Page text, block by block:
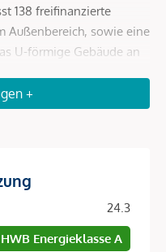
138 freifinanzierte
Außenbereich, sowie eine
U-förmige Gebäude an
von etwa 8.970
und Natur auf ideale
all seinen Facetten zu
+
24.3
HWB Energieklasse A